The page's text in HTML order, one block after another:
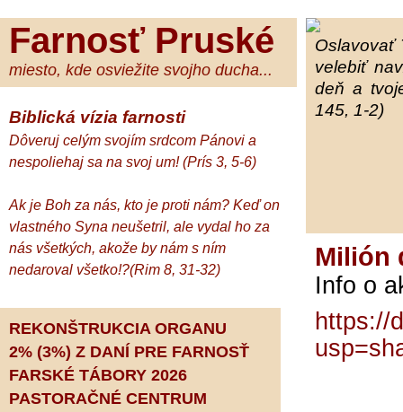
Farnosť Pruské
miesto, kde osviežite svojho ducha...
Biblická vízia farnosti
Dôveruj celým svojím srdcom Pánovi a
nespoliehaj sa na svoj um! (Prís 3, 5-6)
Ak je Boh za nás, kto je proti nám? Keď on
vlastného Syna neušetril, ale vydal ho za
nás všetkých, akože by nám s ním
nedaroval všetko!?(Rim 8, 31-32)
REKONŠTRUKCIA ORGANU
2% (3%) Z DANÍ PRE FARNOSŤ
FARSKÉ TÁBORY 2026
PASTORAČNÉ CENTRUM
Oslavovať
velebiť
deň a
145, 1-2)
Milión
Info o
https://